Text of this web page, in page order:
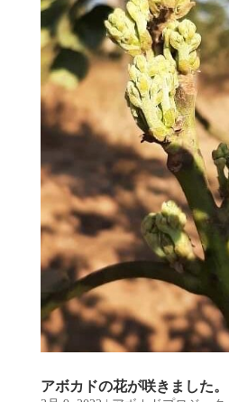
アボカドの花が咲きました。